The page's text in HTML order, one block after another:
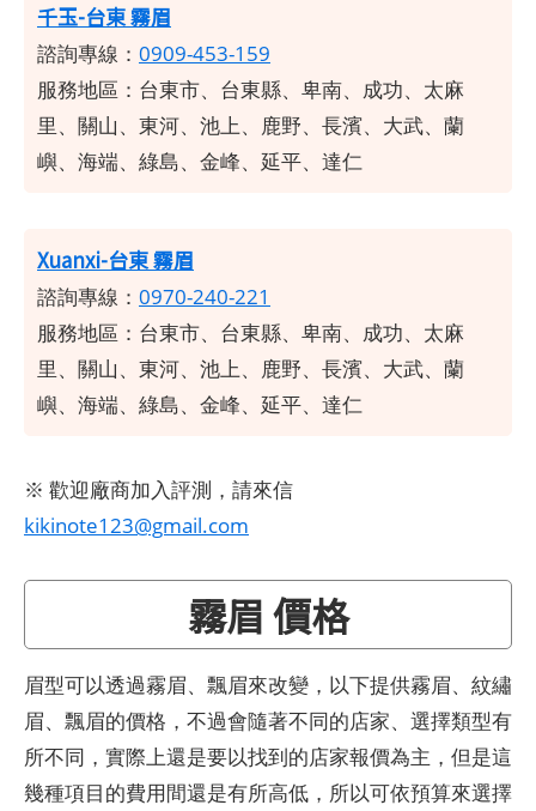
千玉-台東 霧眉
諮詢專線： 0909-453-159
服務地區：台東市、台東縣、卑南、成功、太麻
里、關山、東河、池上、鹿野、長濱、大武、蘭
嶼、海端、綠島、金峰、延平、達仁
Xuanxi-台東 霧眉
諮詢專線： 0970-240-221
服務地區：台東市、台東縣、卑南、成功、太麻
里、關山、東河、池上、鹿野、長濱、大武、蘭
嶼、海端、綠島、金峰、延平、達仁
※ 歡迎廠商加入評測，請來信
kikinote123@gmail.com
霧眉 價格
眉型可以透過霧眉、飄眉來改變，以下提供霧眉、紋繡
眉、飄眉的價格，不過會隨著不同的店家、選擇類型有
所不同，實際上還是要以找到的店家報價為主，但是這
幾種項目的費用間還是有所高低，所以可依預算來選擇